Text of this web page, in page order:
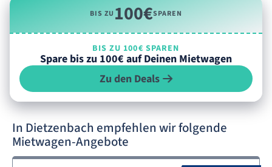
BIS ZU100€SPAREN
BIS ZU 100€ SPAREN
Spare bis zu 100€ auf Deinen Mietwagen
Zu den Deals
In Dietzenbach empfehlen wir folgende
Mietwagen-Angebote